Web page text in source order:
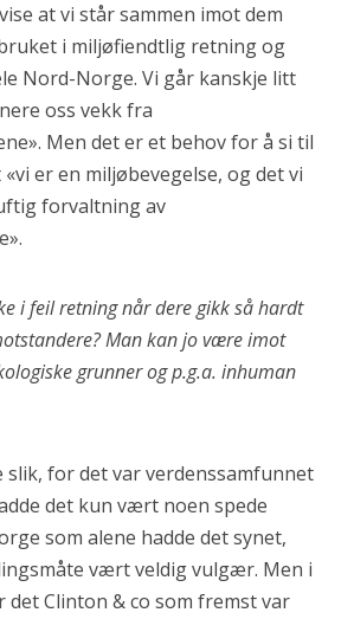
at vi står sammen imot dem
i miljøfiendtlig retning og
Nord-Norge. Vi går kanskje litt
oss vekk fra
Men det er et behov for å si til
er en miljøbevegelse, og det vi
forvaltning av
i feil retning når dere gikk så hardt
Man kan jo være imot
grunner og p.g.a. inhuman
slik, for det var verdenssamfunnet
det kun vært noen spede
som alene hadde det synet,
vært veldig vulgær. Men i
det Clinton & co som fremst var